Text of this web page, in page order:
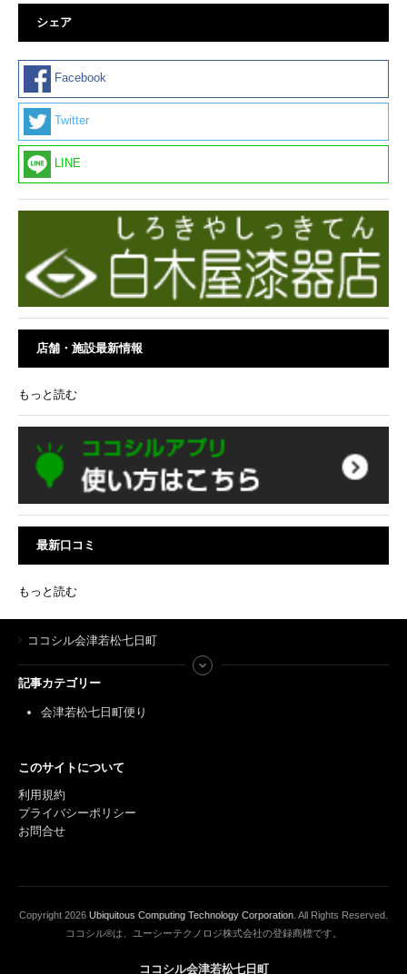
シェア
Facebook
Twitter
LINE
店舗・施設最新情報
もっと読む
最新口コミ
もっと読む
ココシル会津若松七日町
記事カテゴリー
会津若松七日町便り
このサイトについて
利用規約
プライバシーポリシー
お問合せ
Copyright 2026 Ubiquitous Computing Technology Corporation . All Rights Reserved.
ココシル®は、ユーシーテクノロジ株式会社の登録商標です。
ココシル会津若松七日町